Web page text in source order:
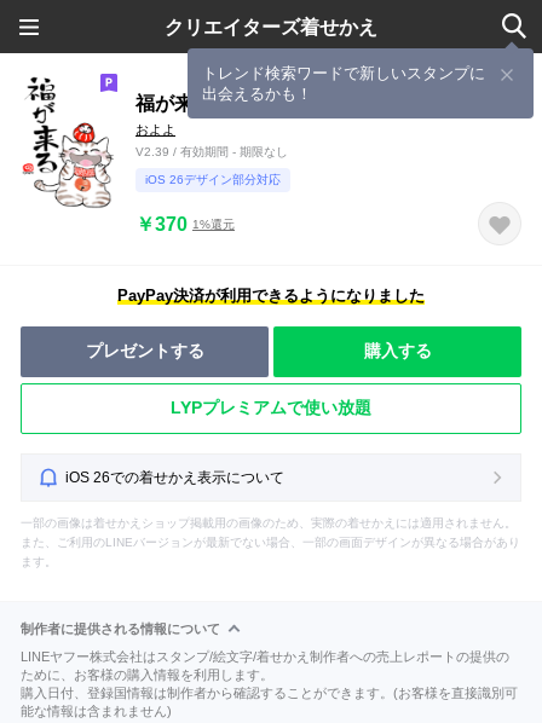
クリエイターズ着せかえ
トレンド検索ワードで新しいスタンプに
出会えるかも！
福が来る
およよ
V2.39 / 有効期間 - 期限なし
iOS 26デザイン部分対応
￥370 1%還元
PayPay決済が利用できるようになりました
プレゼントする 購入する
LYPプレミアムで使い放題
iOS 26での着せかえ表示について
一部の画像は着せかえショップ掲載用の画像のため、実際の着せかえには適用されません。
また、ご利用のLINEバージョンが最新でない場合、一部の画面デザインが異なる場合があり
ます。
制作者に提供される情報について
LINEヤフー株式会社はスタンプ/絵文字/着せかえ制作者への売上レポートの提供の
ために、お客様の購入情報を利用します。
購入日付、登録国情報は制作者から確認することができます。(お客様を直接識別可
能な情報は含まれません)